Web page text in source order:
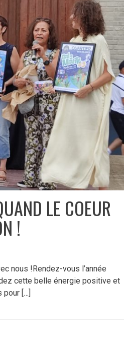
LE COEUR
!
nous !Rendez-vous l’année
cette belle énergie positive et
pour […]